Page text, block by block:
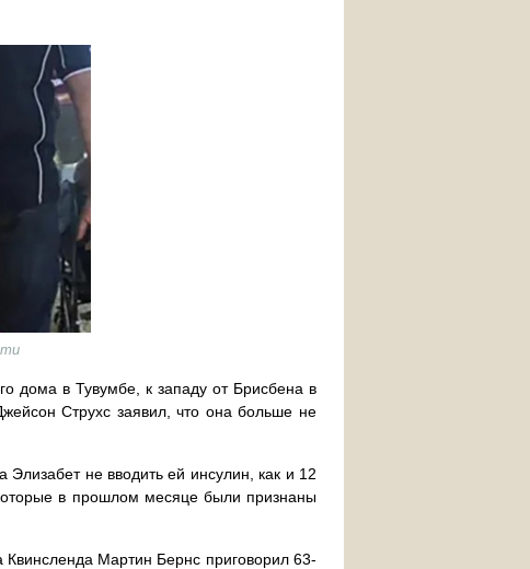
дома в Тувумбе, к западу от Брисбена в
Струхс заявил, что она больше не
не вводить ей инсулин, как и 12
в прошлом месяце были признаны
Мартин Бернс приговорил 63-